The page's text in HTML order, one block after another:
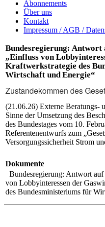
Abonnements
Über uns
Kontakt
Impressum / AGB /
Bundesregierung:
„Einfluss von
Kraftwerkstrategie des
Wirtschaft und Energie“
Zustandekommen des
(21.06.26) Externe Beratungs-
Sinne der Umsetzung des
des Bundestages vom 10.
Referentenentwurfs zum
Versorgungssicherheit Strom
Dokumente
Bundesregierung: Antwort
von Lobbyinteressen der
des Bundesministeriums für